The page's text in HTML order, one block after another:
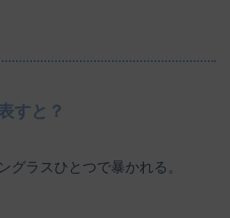
すと？
グラスひとつで暴かれる。